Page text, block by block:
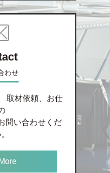
わせ
取材依頼、お仕
問い合わせくだ